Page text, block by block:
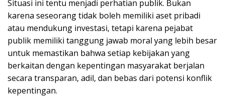
Situasi ini tentu menjadi perhatian publik. Bukan
karena seseorang tidak boleh memiliki aset pribadi
atau mendukung investasi, tetapi karena pejabat
publik memiliki tanggung jawab moral yang lebih besar
untuk memastikan bahwa setiap kebijakan yang
berkaitan dengan kepentingan masyarakat berjalan
secara transparan, adil, dan bebas dari potensi konflik
kepentingan.